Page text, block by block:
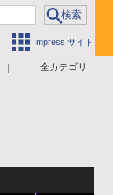
Impress サイト
全カテゴリ